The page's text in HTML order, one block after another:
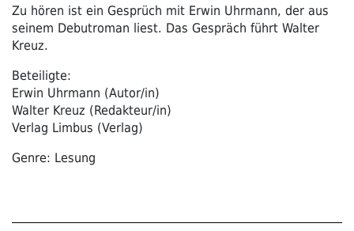
Zu hören ist ein Gesprüch mit Erwin Uhrmann, der aus
seinem Debutroman liest. Das Gespräch führt Walter
Kreuz.
Beteiligte:
Erwin Uhrmann (Autor/in)
Walter Kreuz (Redakteur/in)
Verlag Limbus (Verlag)
Genre: Lesung